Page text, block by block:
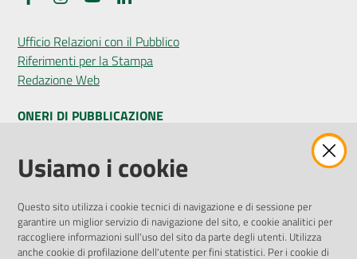
Ufficio Relazioni con il Pubblico
Riferimenti per la Stampa
Redazione Web
ONERI DI PUBBLICAZIONE
Amministrazione Trasparente
Pubblicità legale
Privacy Policy
Attuazione Misure PNRR
Liste di Attesa
Usiamo i cookie
Questo sito utilizza i cookie tecnici di navigazione e di sessione per
garantire un miglior servizio di navigazione del sito, e cookie analitici per
raccogliere informazioni sull'uso del sito da parte degli utenti. Utilizza
anche cookie di profilazione dell'utente per fini statistici. Per i cookie di